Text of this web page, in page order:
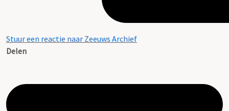
Stuur een reactie naar Zeeuws Archief
Delen